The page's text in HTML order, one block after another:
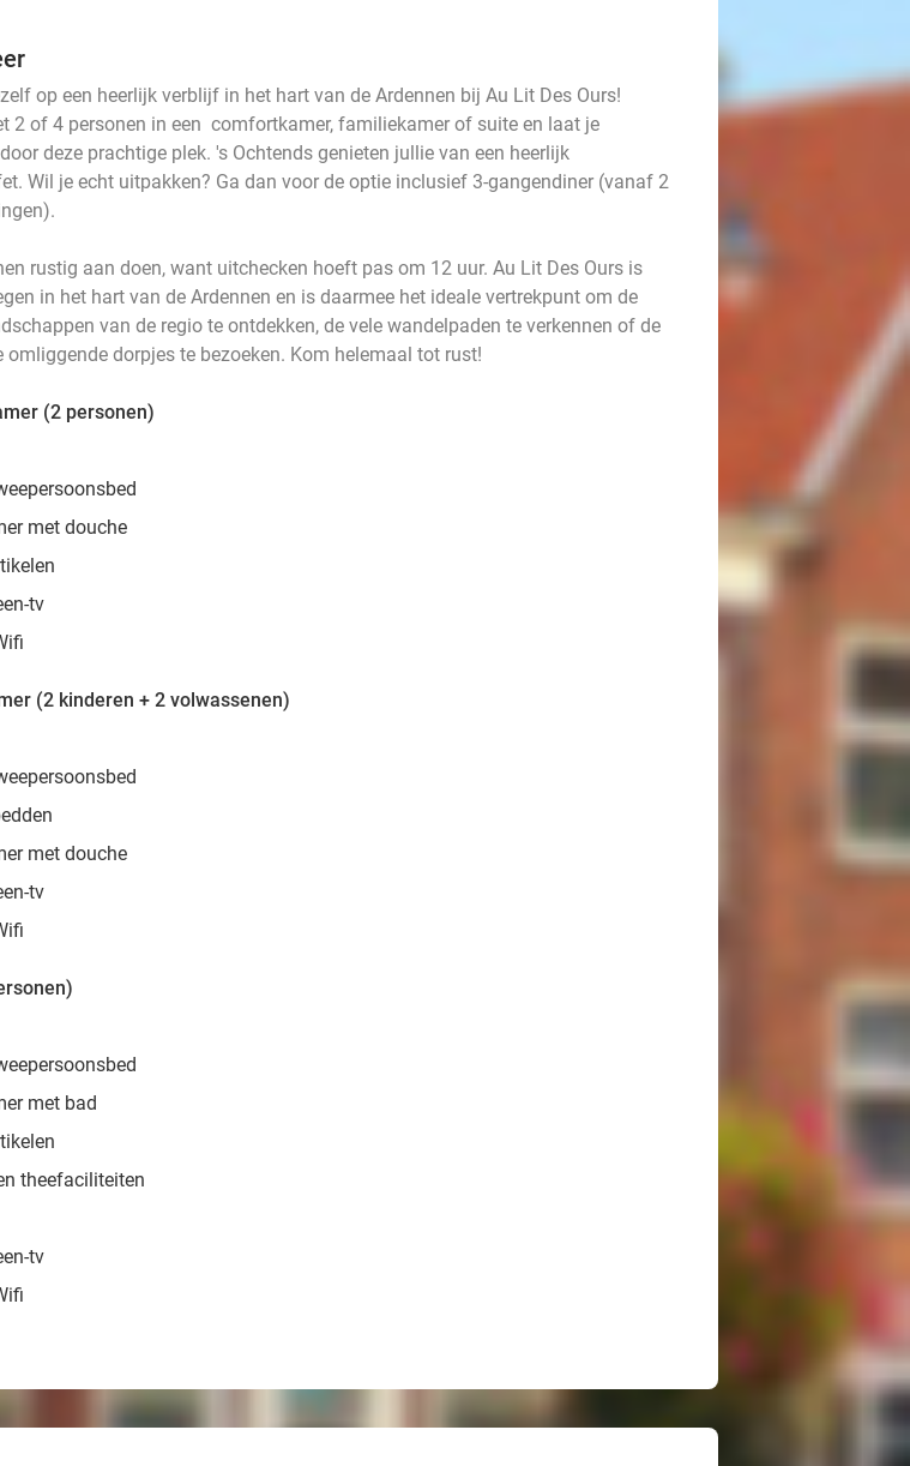
op een heerlijk verblijf in het hart van de Ardennen bij Au Lit Des Ours!
2 of 4 personen in een comfortkamer, familiekamer of suite en laat je
deze prachtige plek. 's Ochtends genieten jullie van een heerlijk
Wil je echt uitpakken? Ga dan voor de optie inclusief 3-gangendiner (vanaf 2
rustig aan doen, want uitchecken hoeft pas om 12 uur. Au Lit Des Ours is
in het hart van de Ardennen en is daarmee het ideale vertrekpunt om de
van de regio te ontdekken, de vele wandelpaden te verkennen of de
omliggende dorpjes te bezoeken. Kom helemaal tot rust!
(2 personen)
met douche
tv
(2 kinderen + 2 volwassenen)
met douche
tv
met bad
theefaciliteiten
tv